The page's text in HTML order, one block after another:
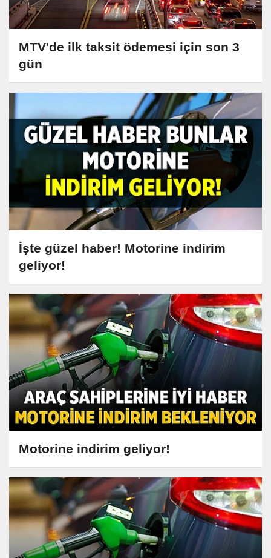
MTV'de ilk taksit ödemesi için son 3
gün
İşte güzel haber! Motorine indirim
geliyor!
Motorine indirim geliyor!